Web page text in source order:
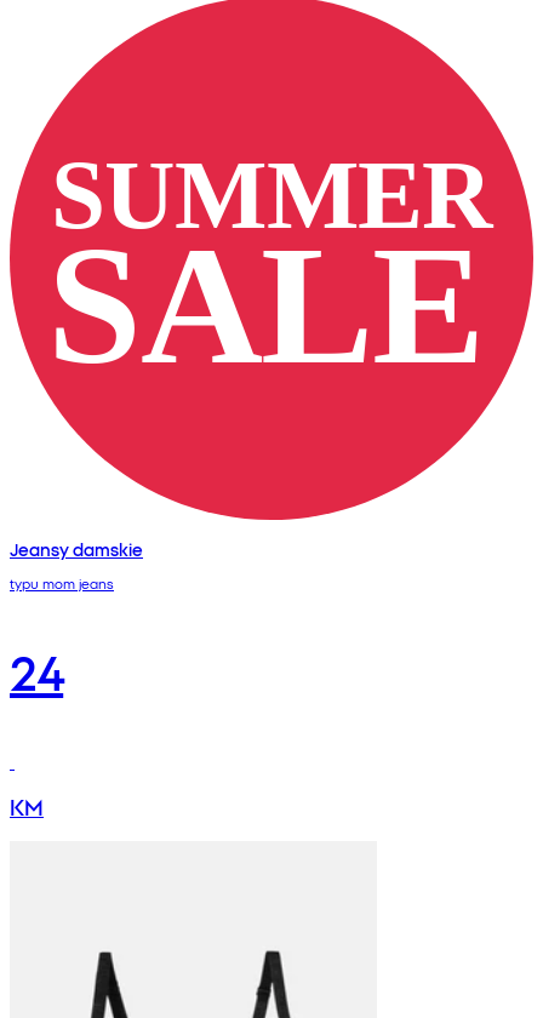
Jeansy damskie
typu mom jeans
24
KM